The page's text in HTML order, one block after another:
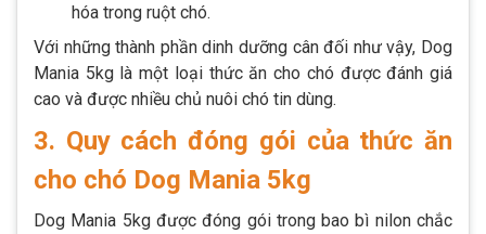
hóa trong ruột chó.
Với những thành phần dinh dưỡng cân đối như vậy, Dog
Mania 5kg là một loại thức ăn cho chó được đánh giá
cao và được nhiều chủ nuôi chó tin dùng.
3. Quy cách đóng gói của thức ăn
cho chó Dog Mania 5kg
Dog Mania 5kg được đóng gói trong bao bì nilon chắc